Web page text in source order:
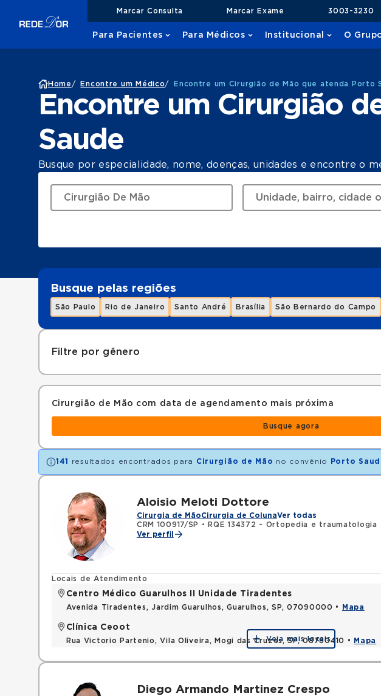
Marcar Consulta Marcar Exame 3003-3230
Para Pacientes Para Médicos Institucional O
Home / Encontre um Médico/ Encontre um Cirurgião de Mão que atenda Porto
Encontre um Cirurgião
Saude
Busque por especialidade, nome, doenças, unidades e encontre o
Busque pelas regiões
São Paulo Rio de Janeiro Santo André Brasília São Bernardo do Campo
Filtre por gênero
Cirurgião de Mão com data de agendamento mais próxima
Busque agora
141 resultados encontrados para Cirurgião de Mão no convênio Porto
Aloisio Meloti Dottore
Cirurgia de MãoCirurgia de ColunaVer todas
CRM 100917/SP
•
RQE 134372 - Ortopedia e traumatologia
Ver perfil
Locais de Atendimento
Centro Médico Guarulhos II Unidade Tiradentes
Avenida Tiradentes, Jardim Guarulhos, Guarulhos, SP, 07090000 • Mapa
Clínica Ceoot
Rua Victorio Partenio, Vila Oliveira, Mogi das Cruzes, SP, 08780410 • Mapa
Veja mais locais
Diego Armando Martinez Crespo